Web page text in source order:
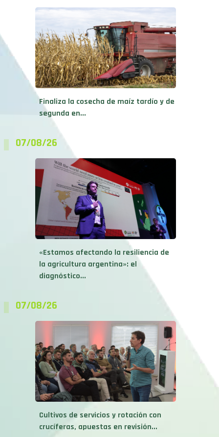
Finaliza la cosecha de maíz tardío y de
segunda en...
07/08/26
«Estamos afectando la resiliencia de
la agricultura argentina»: el
diagnóstico...
07/08/26
Cultivos de servicios y rotación con
crucíferas, apuestas en revisión...